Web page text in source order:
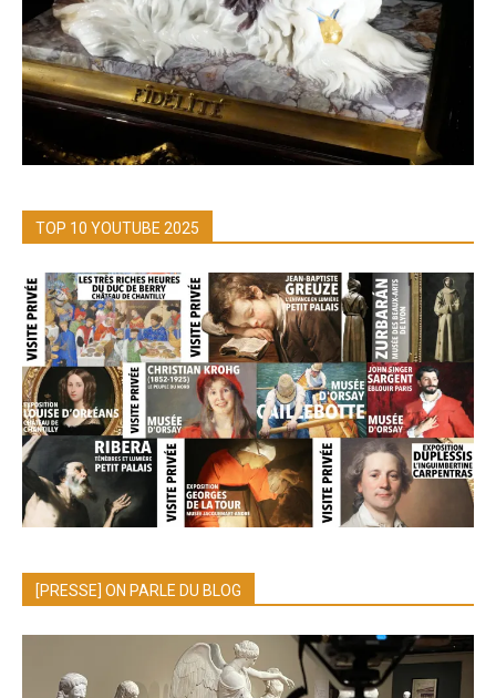
TOP 10 YOUTUBE 2025
[PRESSE] ON PARLE DU BLOG